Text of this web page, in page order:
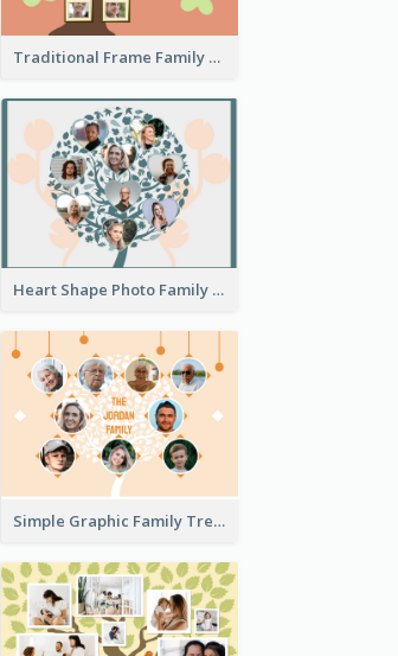
Traditional Frame Family Tree with Pictures
Heart Shape Photo Family Tree
Simple Graphic Family Tree